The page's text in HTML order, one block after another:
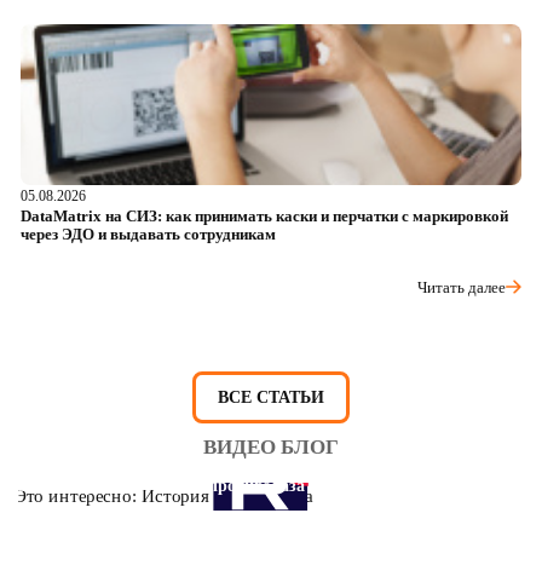
05.08.2026
DataMatrix на СИЗ: как принимать каски и перчатки с маркировкой
через ЭДО и выдавать сотрудникам
Читать далее
ВСЕ СТАТЬИ
ВИДЕО БЛОГ
Это интересно: История противогаза